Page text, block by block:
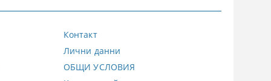
Контакт
Лични данни
ОБЩИ УСЛОВИЯ